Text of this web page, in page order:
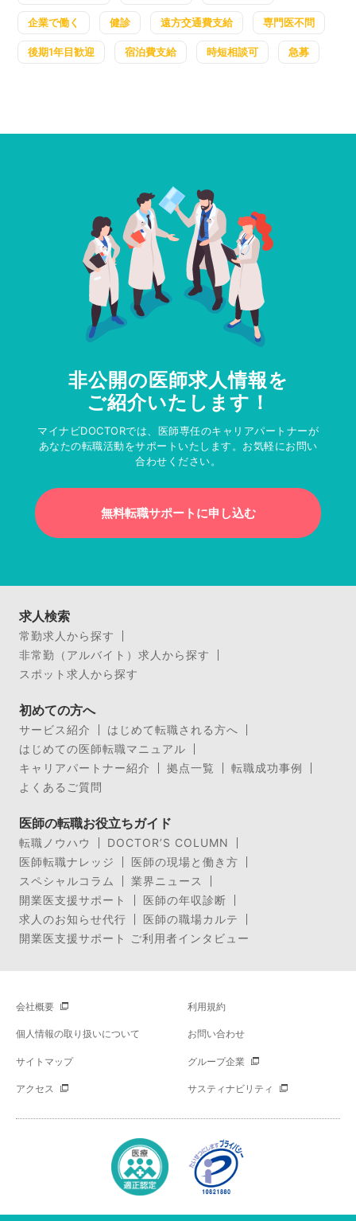
企業で働く 健診 遠方交通費支給 専門医不問
後期1年目歓迎 宿泊費支給 時短相談可 急募
非公開の医師求人情報を
ご紹介いたします！
マイナビDOCTORでは、医師専任のキャリアパートナーが
あなたの転職活動をサポートいたします。お気軽にお問い
合わせください。
無料転職サポートに申し込む
求人検索
常勤求人から探す
非常勤（アルバイト）求人から探す
スポット求人から探す
初めての方へ
サービス紹介
はじめて転職される方へ
はじめての医師転職マニュアル
キャリアパートナー紹介
拠点一覧
転職成功事例
よくあるご質問
医師の転職お役立ちガイド
転職ノウハウ
DOCTOR’S COLUMN
医師転職ナレッジ
医師の現場と働き方
スペシャルコラム
業界ニュース
開業医支援サポート
医師の年収診断
求人のお知らせ代行
医師の職場カルテ
開業医支援サポート ご利用者インタビュー
会社概要 利用規約
個人情報の取り扱いについて お問い合わせ
サイトマップ グループ企業
アクセス サスティナビリティ